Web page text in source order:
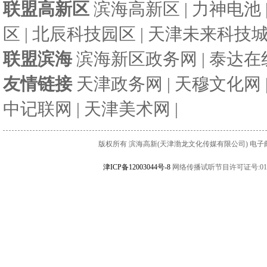
联盟高新区 滨海高新区 | 力神电池
区 | 北辰科技园区 | 天津未来科技
联盟滨海滨海新区政务网 | 泰达
友情链接 天津政务网 | 天穆文化网
中记联网 | 天津美术网 |
版权所有 滨海高新(天津渤龙文化传媒有限公司) 电子
津ICP备12003044号-8 网络传播试听节目许可证号